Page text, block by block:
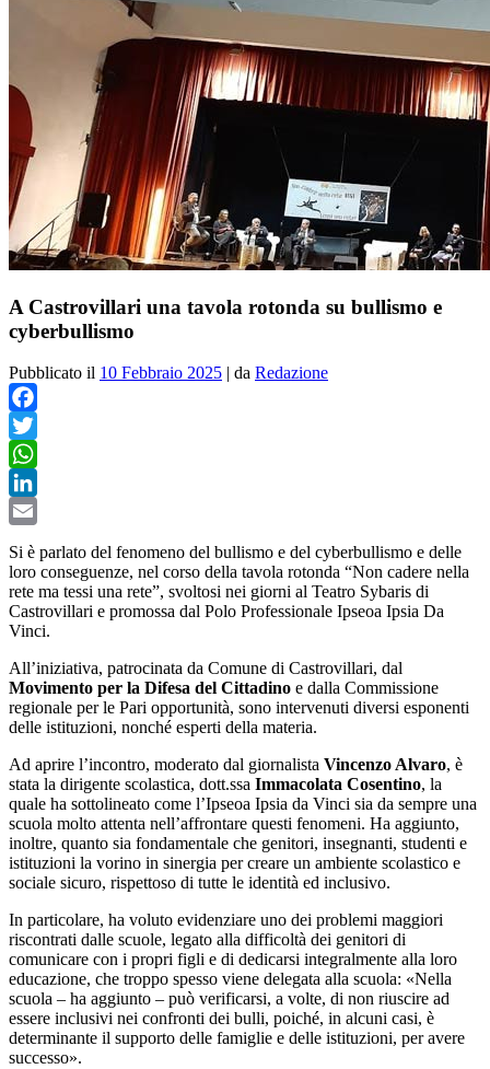
A Castrovillari una tavola rotonda su bullismo e
cyberbullismo
Pubblicato il 10 Febbraio 2025 | da Redazione
Facebook
Twitter
WhatsApp
LinkedIn
Si è parlato del fenomeno del bullismo e del cyberbullismo e delle
loro conseguenze, nel corso della tavola rotonda “Non cadere nella
rete ma tessi una rete”, svoltosi nei giorni al Teatro Sybaris di
Castrovillari e promossa dal Polo Professionale Ipseoa Ipsia Da
Vinci.
All’iniziativa, patrocinata da Comune di Castrovillari, dal
Movimento per la Difesa del Cittadino e dalla Commissione
regionale per le Pari opportunità, sono intervenuti diversi esponenti
delle istituzioni, nonché esperti della materia.
Ad aprire l’incontro, moderato dal giornalista Vincenzo Alvaro, è
stata la dirigente scolastica, dott.ssa Immacolata Cosentino, la
quale ha sottolineato come l’Ipseoa Ipsia da Vinci sia da sempre una
scuola molto attenta nell’affrontare questi fenomeni. Ha aggiunto,
inoltre, quanto sia fondamentale che genitori, insegnanti, studenti e
istituzioni la vorino in sinergia per creare un ambiente scolastico e
sociale sicuro, rispettoso di tutte le identità ed inclusivo.
In particolare, ha voluto evidenziare uno dei problemi maggiori
riscontrati dalle scuole, legato alla difficoltà dei genitori di
comunicare con i propri figli e di dedicarsi integralmente alla loro
educazione, che troppo spesso viene delegata alla scuola: «Nella
scuola – ha aggiunto – può verificarsi, a volte, di non riuscire ad
essere inclusivi nei confronti dei bulli, poiché, in alcuni casi, è
determinante il supporto delle famiglie e delle istituzioni, per avere
successo».